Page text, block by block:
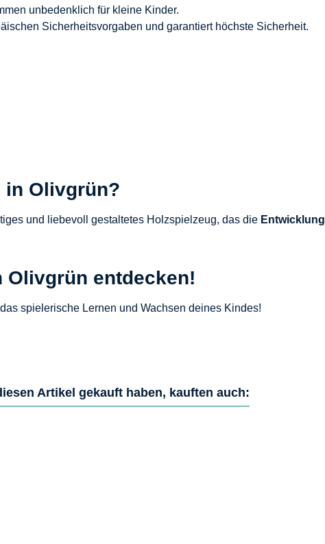
unbedenklich für kleine Kinder.
Sicherheitsvorgaben und garantiert höchste Sicherheit.
in Olivgrün?
und liebevoll gestaltetes Holzspielzeug, das die Entwicklung
entdecken!
spielerische Lernen und Wachsen deines Kindes!
Artikel gekauft haben, kauften auch: